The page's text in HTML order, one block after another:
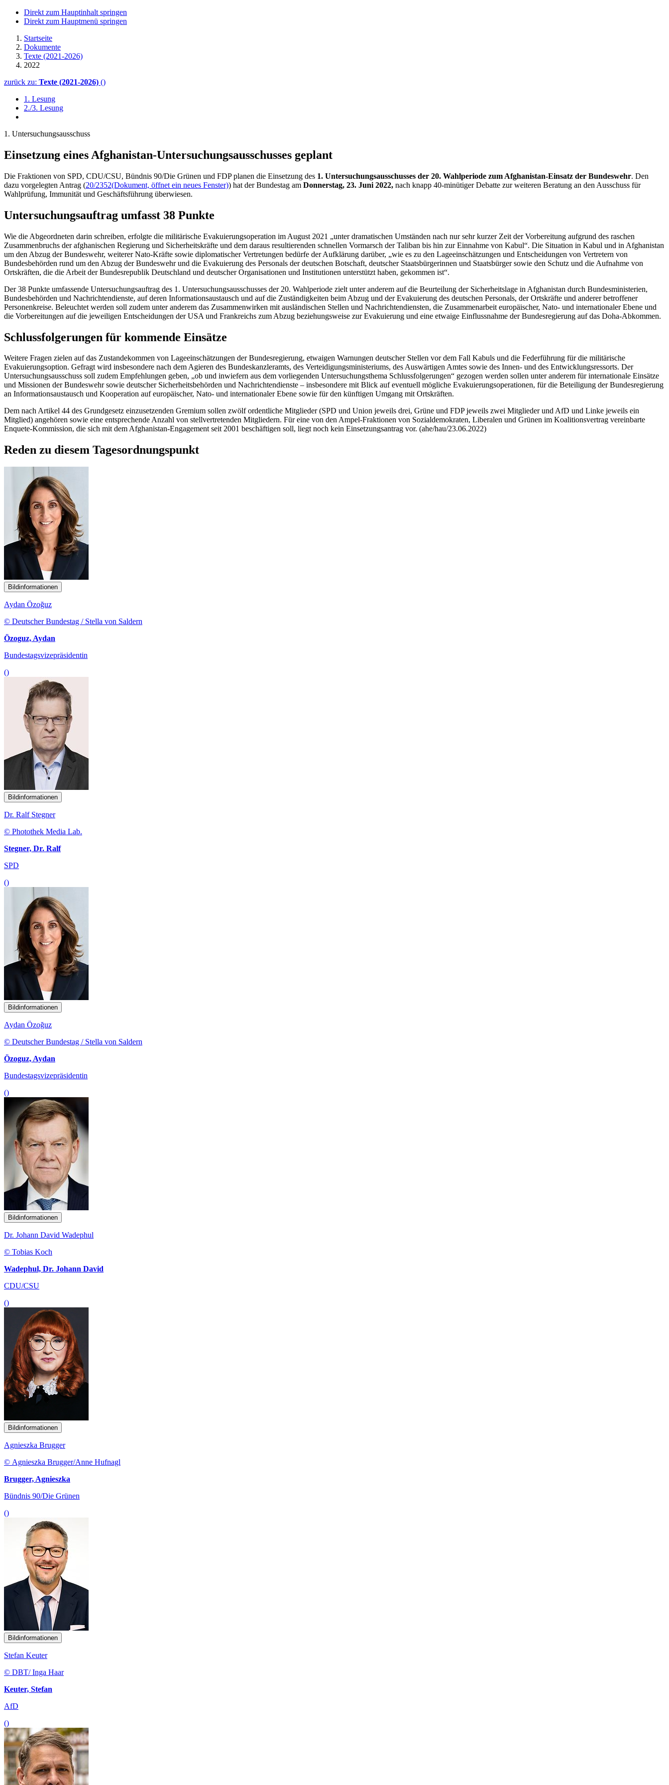
Direkt zum Hauptinhalt springen
Direkt zum Hauptmenü springen
Startseite
Dokumente
Texte (2021-2026)
2022
zurück zu: Texte (2021-2026) ()
1. Lesung
2./3. Lesung
1. Untersuchungsausschuss
Einsetzung eines Afgha­nistan-Untersuchungs­ausschusses geplant
Die Fraktionen von SPD, CDU/CSU, Bündnis 90/Die Grünen und FDP planen die Einsetzung des 1. Untersuchungsausschusses der 20. Wahlperiode zum Afghanistan-Einsatz der Bundeswehr. Den
dazu vorgelegten Antrag (20/2352(Dokument, öffnet ein neues Fenster)) hat der Bundestag am Donnerstag, 23. Juni 2022, nach knapp 40-minütiger Debatte zur weiteren Beratung an den Ausschuss für
Wahlprüfung, Immunität und Geschäftsführung überwiesen.
Untersuchungsauftrag umfasst 38 Punkte
Wie die Abgeordneten darin schreiben, erfolgte die militärische Evakuierungsoperation im August 2021 „unter dramatischen Umständen nach nur sehr kurzer Zeit der Vorbereitung aufgrund des raschen
Zusammenbruchs der afghanischen Regierung und Sicherheitskräfte und dem daraus resultierenden schnellen Vormarsch der Taliban bis hin zur Einnahme von Kabul“. Die Situation in Kabul und in Afghanistan
um den Abzug der Bundeswehr, weiterer Nato-Kräfte sowie diplomatischer Vertretungen bedürfe der Aufklärung darüber, „wie es zu den Lageeinschätzungen und Entscheidungen von Vertretern von
Bundesbehörden rund um den Abzug der Bundeswehr und die Evakuierung des Personals der deutschen Botschaft, deutscher Staatsbürgerinnen und Staatsbürger sowie den Schutz und die Aufnahme von
Ortskräften, die die Arbeit der Bundesrepublik Deutschland und deutscher Organisationen und Institutionen unterstützt haben, gekommen ist“.
Der 38 Punkte umfassende Untersuchungsauftrag des 1. Untersuchungsausschusses der 20. Wahlperiode zielt unter anderem auf die Beurteilung der Sicherheitslage in Afghanistan durch Bundesministerien,
Bundesbehörden und Nachrichtendienste, auf deren Informationsaustausch und auf die Zuständigkeiten beim Abzug und der Evakuierung des deutschen Personals, der Ortskräfte und anderer betroffener
Personenkreise. Beleuchtet werden soll zudem unter anderem das Zusammenwirken mit ausländischen Stellen und Nachrichtendiensten, die Zusammenarbeit europäischer, Nato- und internationaler Ebene und
die Vorbereitungen auf die jeweiligen Entscheidungen der USA und Frankreichs zum Abzug beziehungsweise zur Evakuierung und eine etwaige Einflussnahme der Bundesregierung auf das Doha-Abkommen.
Schlussfolgerungen für kommende Einsätze
Weitere Fragen zielen auf das Zustandekommen von Lageeinschätzungen der Bundesregierung, etwaigen Warnungen deutscher Stellen vor dem Fall Kabuls und die Federführung für die militärische
Evakuierungsoption. Gefragt wird insbesondere nach dem Agieren des Bundeskanzleramts, des Verteidigungsministeriums, des Auswärtigen Amtes sowie des Innen- und des Entwicklungsressorts. Der
Untersuchungsausschuss soll zudem Empfehlungen geben, „ob und inwiefern aus dem vorliegenden Untersuchungsthema Schlussfolgerungen“ gezogen werden sollen unter anderem für internationale Einsätze
und Missionen der Bundeswehr sowie deutscher Sicherheitsbehörden und Nachrichtendienste – insbesondere mit Blick auf eventuell mögliche Evakuierungsoperationen, für die Beteiligung der Bundesregierung
an Informationsaustausch und Kooperation auf europäischer, Nato- und internationaler Ebene sowie für den künftigen Umgang mit Ortskräften.
Dem nach Artikel 44 des Grundgesetz einzusetzenden Gremium sollen zwölf ordentliche Mitglieder (SPD und Union jeweils drei, Grüne und FDP jeweils zwei Mitglieder und AfD und Linke jeweils ein
Mitglied) angehören sowie eine entsprechende Anzahl von stellvertretenden Mitgliedern. Für eine von den Ampel-Fraktionen von Sozialdemokraten, Liberalen und Grünen im Koalitionsvertrag vereinbarte
Enquete-Kommission, die sich mit dem Afghanistan-Engagement seit 2001 beschäftigen soll, liegt noch kein Einsetzungsantrag vor. (ahe/hau/23.06.2022)
Reden zu diesem Tagesordnungspunkt
Bildinformationen
Aydan Özoğuz
© Deutscher Bundestag / Stella von Saldern
Özoguz, Aydan
Bundestagsvizepräsidentin
()
Bildinformationen
Dr. Ralf Stegner
© Photothek Media Lab.
Stegner, Dr. Ralf
SPD
()
Bildinformationen
Aydan Özoğuz
© Deutscher Bundestag / Stella von Saldern
Özoguz, Aydan
Bundestagsvizepräsidentin
()
Bildinformationen
Dr. Johann David Wadephul
© Tobias Koch
Wadephul, Dr. Johann David
CDU/CSU
()
Bildinformationen
Agnieszka Brugger
© Agnieszka Brugger/Anne Hufnagl
Brugger, Agnieszka
Bündnis 90/Die Grünen
()
Bildinformationen
Stefan Keuter
© DBT/ Inga Haar
Keuter, Stefan
AfD
()